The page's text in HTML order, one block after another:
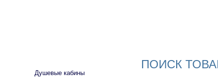
ПОИСК
Душевые кабины